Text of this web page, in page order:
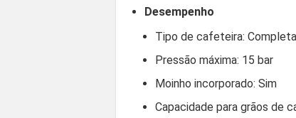
Desempenho
Tipo de cafeteira:
Pressão máxima: 15 bar
Moinho incorporado: Sim
Capacidade para grãos de